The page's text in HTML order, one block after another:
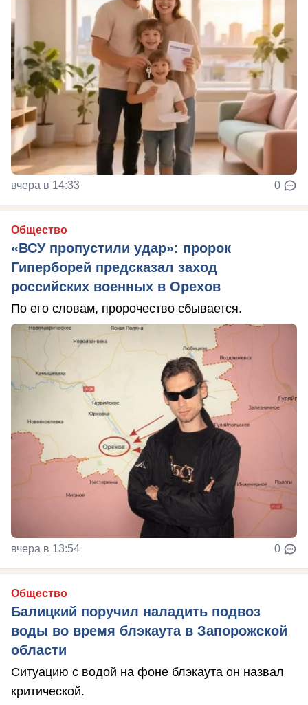
вчера в 14:33 0
Общество
«ВСУ пропустили удар»: пророк
Гиперборей предсказал заход
российских военных в Орехов
По его словам, пророчество сбывается.
вчера в 13:54 0
Общество
Балицкий поручил наладить подвоз
воды во время блэкаута в Запорожской
области
Ситуацию с водой на фоне блэкаута он назвал
критической.